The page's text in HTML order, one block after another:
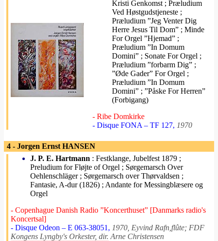
Kristi Genkomst ; Præludium
Ved Høstgudstjeneste ;
Præludium ”Jeg Venter Dig
Herre Jesus Til Dom” ; Minde
For Orgel ”Hjemad” ;
Præludium ”In Domum
Domini” ; Sonate For Orgel ;
Præludium ”forbarm Dig” ;
”Øde Gader” For Orgel ;
Præludium ”In Domum
Domini” ; ”Påske For Herren”
(Forbigang)
- Ribe Domkirke
- Disque FONA – TF 127, 1970
4 - Jorgen Ernst HANSEN
J. P. E. Hartmann : Festklange, Jubelfest 1879 ;
Preludium for Fløjte of Orgel ; Sørgemarsch Over
Oehlenschläger ; Sørgemarsch over Thørvaldsen ;
Fantasie, A-dur (1826) ; Andante for Messingblæsere og
Orgel
- Copenhague Danish Radio ”Koncerthuset” [Danmarks radio's
Koncertsal]
- Disque Odeon – E 063-38051, 1970, Eyvind Rafn,flûte; FDF
Kongens Lyngby's Orkester, dir. Arne Christensen